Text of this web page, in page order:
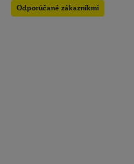
Odporúčané zákazníkmi